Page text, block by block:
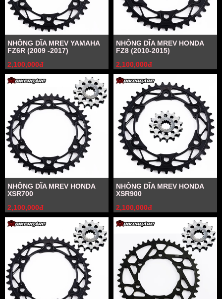
NHÔNG DĨA MREV YAMAHA
FZ6R (2009 -2017)
2,100,000đ
NHÔNG DĨA MREV HONDA
FZ8 (2010-2015)
2,100,000đ
NHÔNG DĨA MREV HONDA
XSR700
2,100,000đ
NHÔNG DĨA MREV HONDA
XSR900
2,100,000đ